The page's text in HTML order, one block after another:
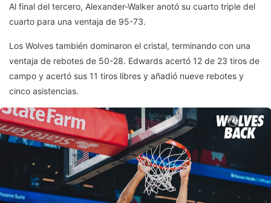
Al final del tercero, Alexander-Walker anotó su cuarto triple del
cuarto para una ventaja de 95-73.
Los Wolves también dominaron el cristal, terminando con una
ventaja de rebotes de 50-28. Edwards acertó 12 de 23 tiros de
campo y acertó sus 11 tiros libres y añadió nueve rebotes y
cinco asistencias.